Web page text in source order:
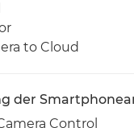
to Cloud
der
Control